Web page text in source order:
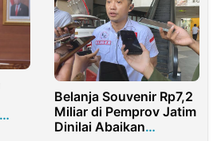
Belanja Souvenir Rp7,2
Miliar di Pemprov Jatim
Dinilai Abaikan